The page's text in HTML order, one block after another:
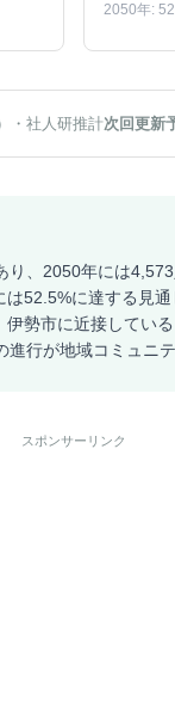
2050年:
・社人研推計次回更新
、2050年には
52.5%に達する見
勢市に近接してい
行が地域コミュニ
スポンサーリンク